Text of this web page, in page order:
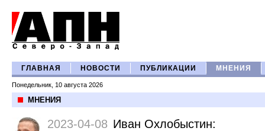
ГЛАВНАЯ НОВОСТИ ПУБЛИКАЦИИ МНЕНИЯ
Понедельник, 10 августа 2026
МНЕНИЯ
2023-04-08 Иван Охлобыстин: